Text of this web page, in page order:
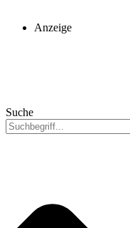
Anzeige
Suche